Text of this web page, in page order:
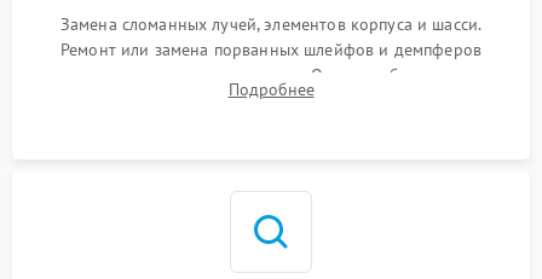
Замена сломанных лучей, элементов корпуса и шасси.
Ремонт или замена порванных шлейфов и демпферов
трехосевого подвеса камеры. Очистка объектива,
восстановление механизма фокусировки. Установка новых
Подробнее